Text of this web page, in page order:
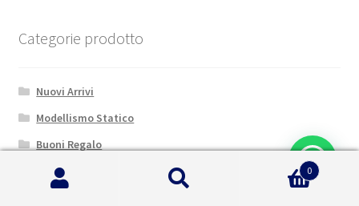
Categorie prodotto
Nuovi Arrivi
Modellismo Statico
Buoni Regalo
Assistenza on-line
0